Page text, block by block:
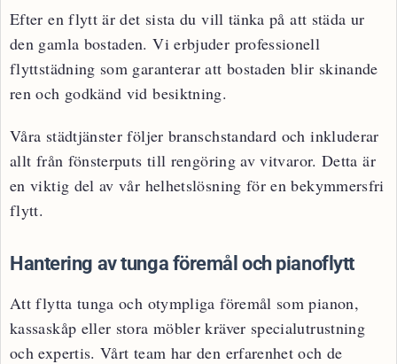
Efter en flytt är det sista du vill tänka på att städa ur
den gamla bostaden. Vi erbjuder professionell
flyttstädning som garanterar att bostaden blir skinande
ren och godkänd vid besiktning.
Våra städtjänster följer branschstandard och inkluderar
allt från fönsterputs till rengöring av vitvaror. Detta är
en viktig del av vår helhetslösning för en bekymmersfri
flytt.
Hantering av tunga föremål och pianoflytt
Att flytta tunga och otympliga föremål som pianon,
kassaskåp eller stora möbler kräver specialutrustning
och expertis. Vårt team har den erfarenhet och de